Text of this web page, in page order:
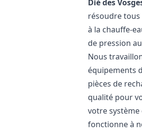
Dié des
résoudre tous
à la chauffe-
de pression
Nous
équipements
pièces de
qualité pour
votre système
fonctionne à